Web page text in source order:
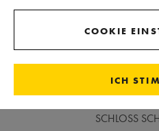
Kombiticket
Kindermuseum +
Irrgarten +
Tiergarten
SCHLOSS
COOKIE
ICH